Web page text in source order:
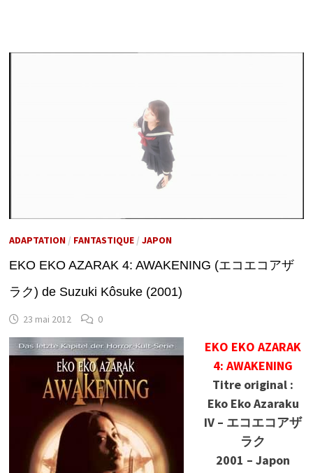
ADAPTATION/ FANTASTIQUE/ JAPON
EKO EKO AZARAK 4: AWAKENING (エコエコアザ
ラク) de Suzuki Kôsuke (2001)
23 mai 2012 0
EKO EKO AZARAK
4: AWAKENING
Titre original :
Eko Eko Azaraku
IV – エコエコアザ
ラク
2001 – Japon